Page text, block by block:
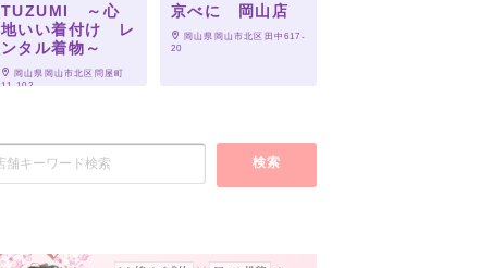
TUZUMI ～心
地いい着付け レ
ンタル着物～
岡山県岡山市北区問屋町
11-102
京べに 岡山店
岡山県岡山市北区田中617-
20
検索